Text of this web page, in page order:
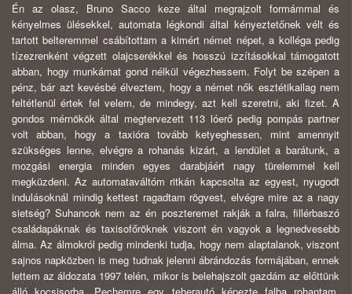
Én az olasz, Bruno Sacco keze által megrajzolt formámmal és
kényelmes ülésekkel, automata légkondi által kényeztetőnek vélt és
tartott belteremmel csábítottam a kimért német népet, a kolléga pedig
tízezrenként végzett olajcserékkel és hosszú izzításokkal támogatott
abban, hogy munkámat gond nélkül végezhessem. Folyt be szépen a
pénz, bár azt kevésbé élveztem, hogy a német nők esztétikailag nem
feltétlenül értek fel velem, de mindegy, azt kell szeretni, aki fizet. A
gondos mérnökök által megtervezett 113 lóerő pedig pompás partner
volt abban, hogy a taxióra tovább ketyeghessen, mint amennyit
szükséges lenne, elvégre a rohanás kizárt, a lendület a barátunk, a
mozgási energia minden egyes darabjáért nagy türelemmel kell
megküzdeni. Az automataváltóm ritkán kapcsolta az egyest, nyugodt
indulásoknál mindig kettest ragadtam rögvest, elvégre mire az a nagy
sietség? Suhancok nem az én poszteremet rakják a falra, fillérbaszó
családapáknak és taxisofőröknek viszont én vagyok a legnedvesebb
álma.Az álmokról pedig mindenki tudja, hogy nem alaptalanok, viszont
sajnos napközben is meg tudnak jelenni ábrándozás formájában, ennek
lettem az áldozata 1997 telén, mikor is belehajszolt gazdám az előttünk